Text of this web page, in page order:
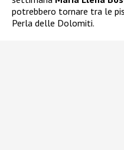
potrebbero tornare tra le
Perla delle Dolomiti.